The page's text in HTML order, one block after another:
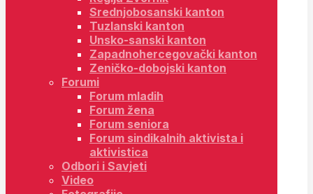
Srednjobosanski kanton
Tuzlanski kanton
Unsko-sanski kanton
Zapadnohercegovački kanton
Zeničko-dobojski kanton
Forumi
Forum mladih
Forum žena
Forum seniora
Forum sindikalnih aktivista i
aktivistica
Odbori i Savjeti
Video